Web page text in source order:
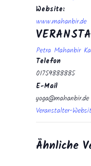
Website:
www.mahanbir.de
Petra Mahanbir
Telefon
01759888885
E-Mail
yoga@mahanbir.de
Veranstalter-
Ähnliche